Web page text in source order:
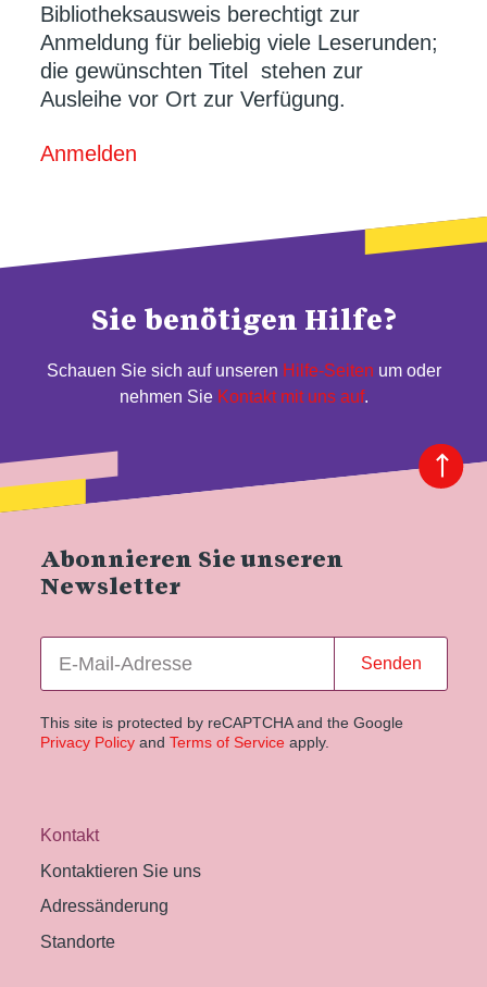
Bibliotheksausweis berechtigt zur
Anmeldung für beliebig viele Leserunden;
die gewünschten Titel stehen zur
Ausleihe vor Ort zur Verfügung.
Anmelden
Sie benötigen Hilfe?
Schauen Sie sich auf unseren Hilfe-Seiten um oder
nehmen Sie Kontakt mit uns auf.
Abonnieren Sie unseren
Newsletter
Senden
This site is protected by reCAPTCHA and the Google
Privacy Policyand Terms of Service apply.
Kontakt
Kontaktieren Sie uns
Adressänderung
Standorte